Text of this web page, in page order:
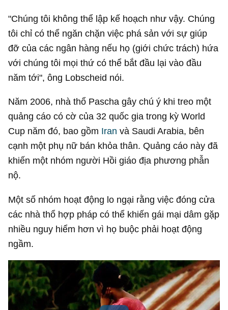
"Chúng tôi không thể lập kế hoạch như vậy. Chúng
tôi chỉ có thể ngăn chặn việc phá sản với sự giúp
đỡ của các ngân hàng nếu họ (giới chức trách) hứa
với chúng tôi mọi thứ có thể bắt đầu lại vào đầu
năm tới", ông Lobscheid nói.
Năm 2006, nhà thổ Pascha gây chú ý khi treo một
quảng cáo có cờ của 32 quốc gia trong kỳ World
Cup năm đó, bao gồm Iran và Saudi Arabia, bên
cạnh một phụ nữ bán khỏa thân. Quảng cáo này đã
khiến một nhóm người Hồi giáo địa phương phẫn
nộ.
Một số nhóm hoạt động lo ngại rằng việc đóng cửa
các nhà thổ hợp pháp có thể khiến gái mại dâm gặp
nhiều nguy hiểm hơn vì họ buộc phải hoạt động
ngầm.